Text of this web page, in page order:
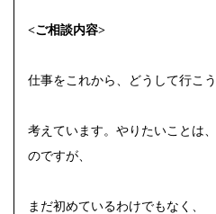
<ご相談内容>
仕事をこれから、どうして行こ
考えています。やりたいことは
のですが、
まだ初めているわけでもなく、